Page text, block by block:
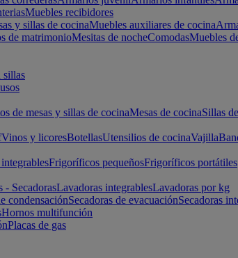
Muebles recibidores
y sillas de cocinaMuebles auxiliares de cocina
de matrimonioMesitas de nocheComodasMuebles
sillas
de mesas y sillas de cocinaMesas de cocinaSillas
Vinos y licoresBotellasUtensilios de cocinaVajilla
Frigoríficos pequeñosFrigoríficos portátiles
- SecadorasLavadoras integrablesLavadoras por kg
condensaciónSecadoras de evacuaciónSecadoras
Hornos multifunción
Placas de gas